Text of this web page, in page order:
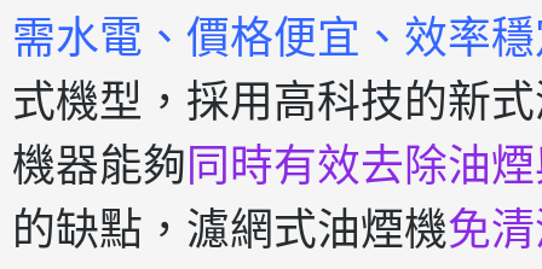
需水電、價格便宜、效率
式機型，採用高科技的新
機器能夠 同時有效去除油
的缺點，濾網式油煙機免